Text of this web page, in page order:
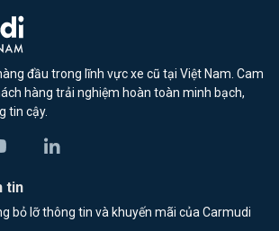
đầu trong lĩnh vực xe cũ tại Việt Nam. Cam
hàng trải nghiệm hoàn toàn minh bạch,
tin cậy.
tin
bỏ lỡ thông tin và khuyến mãi của Carmudi